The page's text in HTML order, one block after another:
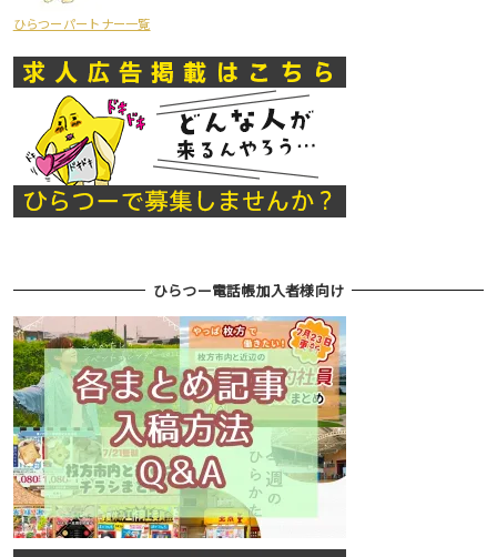
ひらつーパートナー一覧
ひらつー電話帳加入者様向け